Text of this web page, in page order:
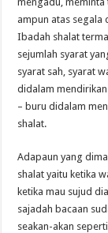
ampun atas segala
Ibadah shalat
sejumlah syarat
syarat sah, syarat
didalam
– buru didalam
shalat.
Adapaun yang
shalat yaitu ketika
ketika mau sujud
sajadah bacaan
seakan-akan